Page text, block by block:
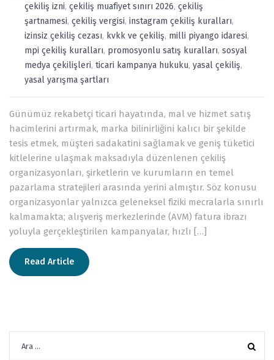
çekiliş izni, çekiliş muafiyet sınırı 2026, çekiliş
şartnamesi, çekiliş vergisi, instagram çekiliş kuralları,
izinsiz çekiliş cezası, kvkk ve çekiliş, milli piyango idaresi,
mpi çekiliş kuralları, promosyonlu satış kuralları, sosyal
medya çekilişleri, ticari kampanya hukuku, yasal çekiliş,
yasal yarışma şartları
Günümüz rekabetçi ticari hayatında, mal ve hizmet satış
hacimlerini artırmak, marka bilinirliğini kalıcı bir şekilde
tesis etmek, müşteri sadakatini sağlamak ve geniş tüketici
kitlelerine ulaşmak maksadıyla düzenlenen çekiliş
organizasyonları, şirketlerin ve kurumların en temel
pazarlama stratejileri arasında yerini almıştır. Söz konusu
organizasyonlar yalnızca geleneksel fiziki mecralarla sınırlı
kalmamakta; alışveriş merkezlerinde (AVM) fatura ibrazı
yoluyla gerçekleştirilen kampanyalar, hızlı […]
Read Article